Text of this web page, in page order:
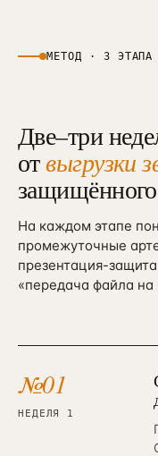
МЕТОД · 3 ЭТАПА
Две–три
отвыгрузки
защищённого
На каждом этапе
промежуточные
презентация-
«передача файла на
№01
НЕДЕЛЯ 1